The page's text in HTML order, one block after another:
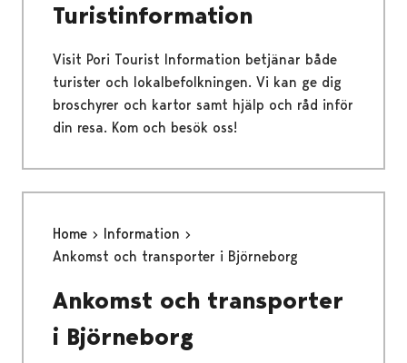
Turistinformation
Visit Pori Tourist Information betjänar både
turister och lokalbefolkningen. Vi kan ge dig
broschyrer och kartor samt hjälp och råd inför
din resa. Kom och besök oss!
Home
Information
Ankomst och transporter i Björneborg
Ankomst och transporter
i Björneborg